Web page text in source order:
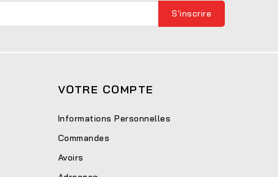
VOTRE COMPTE
Informations Personnelles
Commandes
Avoirs